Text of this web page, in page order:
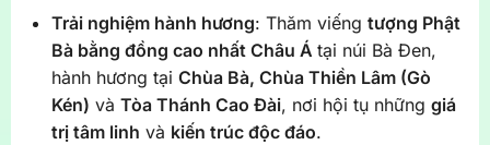
Trải nghiệm hành hương: Thăm viếng tượng Phật
Bà bằng đồng cao nhất Châu Á tại núi Bà Đen,
hành hương tại Chùa Bà, Chùa Thiền Lâm (Gò
Kén) và Tòa Thánh Cao Đài, nơi hội tụ những giá
trị tâm linh và kiến trúc độc đáo.